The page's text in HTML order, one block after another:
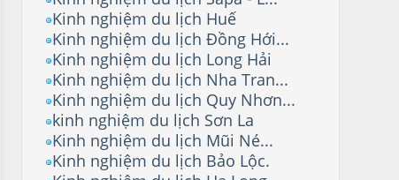
Kinh nghiệm du lịch Huế
Kinh nghiệm du lịch Đồng Hới...
Kinh nghiệm du lịch Long Hải
Kinh nghiệm du lịch Nha Tran...
Kinh nghiệm du lịch Quy Nhơn...
kinh nghiệm du lịch Sơn La
Kinh nghiệm du lịch Mũi Né...
Kinh nghiệm du lịch Bảo Lộc.